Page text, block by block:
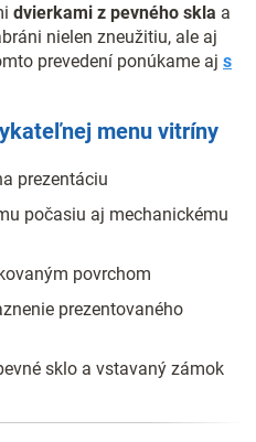
dvierkami z pevného skla a
nielen zneužitiu, ale aj
prevedení ponúkame aj s
menu vitríny
prezentáciu
počasiu aj mechanickému
povrchom
prezentovaného
sklo a vstavaný zámok